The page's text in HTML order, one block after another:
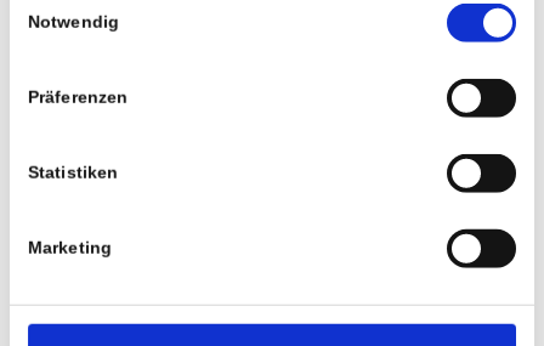
Notwendig
Präferenzen
Statistiken
Marketing
Gerne sind wir für Sie erreichbar
angebotenen Leistungen wie Transporte, Logistik oder
Telefon